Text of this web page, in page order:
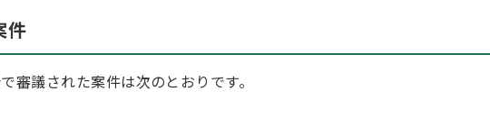
件
審議された案件は次のとおりです。